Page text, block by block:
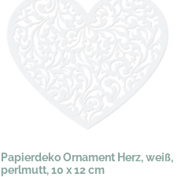
Papierdeko Ornament Herz, weiß,
perlmutt, 10 x 12 cm